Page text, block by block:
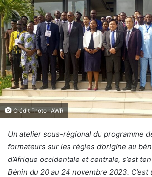
Crédit Photo : AWR
Un atelier sous-régional du programme
formateurs sur les règles d’origine au
d’Afrique occidentale et centrale, s’est
Bénin du 20 au 24 novembre 2023. C’est